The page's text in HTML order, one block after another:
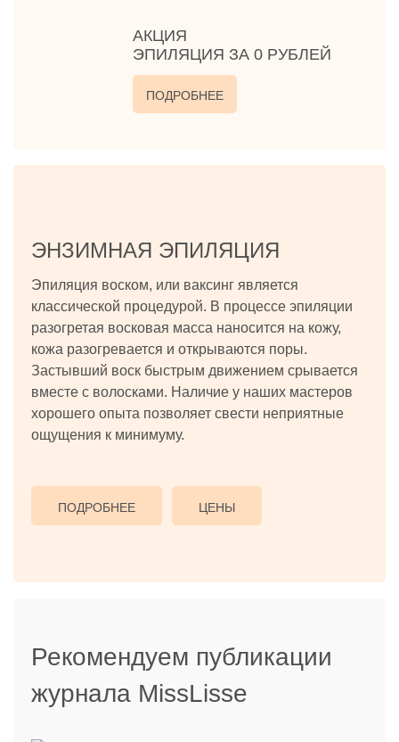
АКЦИЯ
ЭПИЛЯЦИЯ ЗА 0 РУБЛЕЙ
ПОДРОБНЕЕ
ЭНЗИМНАЯ ЭПИЛЯЦИЯ
Эпиляция воском, или ваксинг является
классической процедурой. В процессе эпиляции
разогретая восковая масса наносится на кожу,
кожа разогревается и открываются поры.
Застывший воск быстрым движением срывается
вместе с волосками. Наличие у наших мастеров
хорошего опыта позволяет свести неприятные
ощущения к минимуму.
ПОДРОБНЕЕ ЦЕНЫ
Рекомендуем публикации
журнала MissLisse